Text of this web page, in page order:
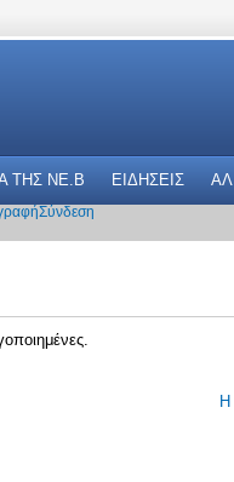
THΣ NE.B ΕΙΔΗΣΕΙΣ
Σύνδεση
Η